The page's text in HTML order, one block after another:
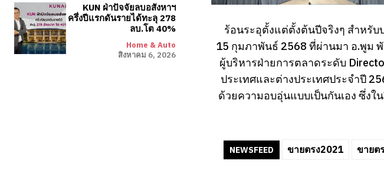
KUN ฝ่าปัจจัยลบอสังหาฯ
ครึ่งปีแรกดันรายได้ทะลุ 278
ลบ.โต 40%
Home & Auto
สิงหาคม 6, 2026
ร้อนระอุตั้งแต่ตั้งต้นปีจริงๆ สำหรั
15 กุมภาพันธ์ 2568 ที่ผ่านมา อ.พูม
ผู้บริหารฝ่ายการตลาดระดับ
ประเทศและต่างประเทศประจำปี
ด้วยความอบอุ่นแบบเป็นกันเอง ซึ่ง
NEWSFEED ขายตรง2021 ขายต